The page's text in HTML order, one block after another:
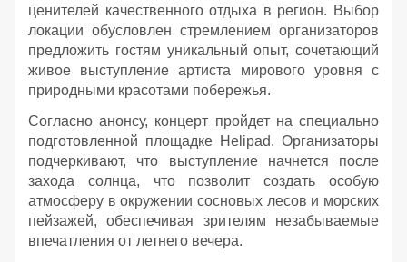
ценителей качественного отдыха в регион. Выбор
локации обусловлен стремлением организаторов
предложить гостям уникальный опыт, сочетающий
живое выступление артиста мирового уровня с
природными красотами побережья.
Согласно анонсу, концерт пройдет на специально
подготовленной площадке Helipad. Организаторы
подчеркивают, что выступление начнется после
захода солнца, что позволит создать особую
атмосферу в окружении сосновых лесов и морских
пейзажей, обеспечивая зрителям незабываемые
впечатления от летнего вечера.